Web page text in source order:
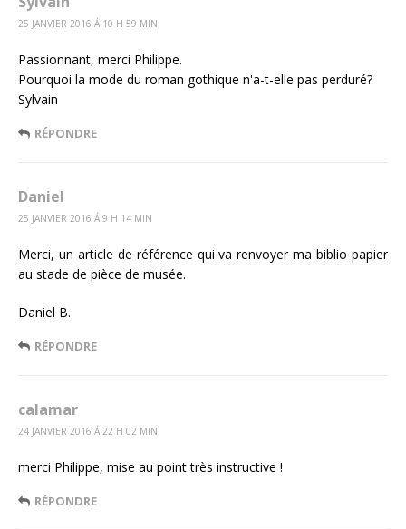
25 JANVIER 2016 Á 10 H 59 MIN
Passionnant, merci Philippe.
Pourquoi la mode du roman gothique n'a-t-elle pas perduré?
Sylvain
RÉPONDRE
Daniel
25 JANVIER 2016 Á 9 H 14 MIN
Merci, un article de référence qui va renvoyer ma biblio papier
au stade de pièce de musée.
Daniel B.
RÉPONDRE
calamar
24 JANVIER 2016 Á 22 H 02 MIN
merci Philippe, mise au point très instructive !
RÉPONDRE